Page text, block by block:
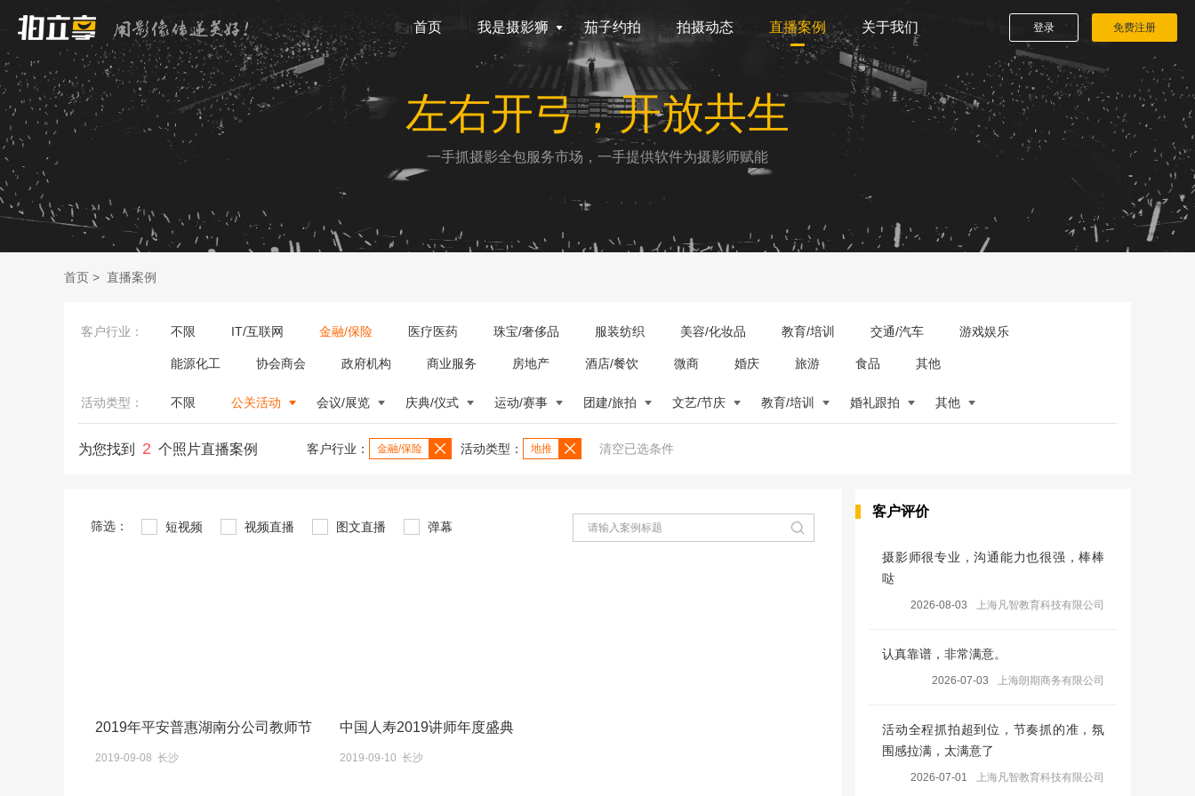
首页 我是摄影狮 茄子约拍 拍摄动态 直播案例 关于我们 登录 免费注册
左右开弓，开放共生
一手抓摄影全包服务市场，一手提供软件为摄影师赋能
首页 > 直播案例
客户行业： 不限 IT/互联网 金融/保险 医疗医药 珠宝/奢侈品 服装纺织 美容/化妆品 教育/培训 交通/汽车 游戏娱乐
能源化工 协会商会 政府机构 商业服务 房地产 酒店/餐饮 微商 婚庆 旅游 食品 其他
活动类型： 不限 公关活动 会议/展览 庆典/仪式 运动/赛事 团建/旅拍 文艺/节庆 教育/培训 婚礼跟拍 其他
为您找到 2 个照片直播案例 客户行业： 金融/保险 活动类型： 地推 清空已选条件
筛选： 短视频 视频直播 图文直播 弹幕
2019年平安普惠湖南分公司教师节
2019-09-08 长沙
中国人寿2019讲师年度盛典
2019-09-10 长沙
客户评价
摄影师很专业，沟通能力也很强，棒棒
哒
2026-08-03 上海凡智教育科技有限公司
认真靠谱，非常满意。
2026-07-03 上海朗期商务有限公司
活动全程抓拍超到位，节奏抓的准，氛
围感拉满，太满意了
2026-07-01 上海凡智教育科技有限公司